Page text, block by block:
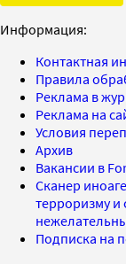
Информация:
Контактная
Правила
Реклама в
Реклама на
Условия
Архив
Вакансии в
Сканер
терроризму и
Подписка на